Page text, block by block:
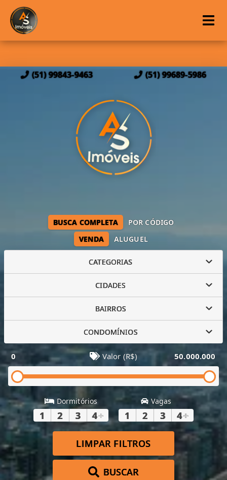
(51) 99843-9463 (51) 99689-5986
VENDA ALUGUEL
BUSCA COMPLETA POR CÓDIGO
CATEGORIAS
CIDADES
BAIRROS
CONDOMÍNIOS
0 Valor (R$) 50.000.000
Dormitórios
1 2 3 4+
Vagas
1 2 3 4+
LIMPAR FILTROS
BUSCAR